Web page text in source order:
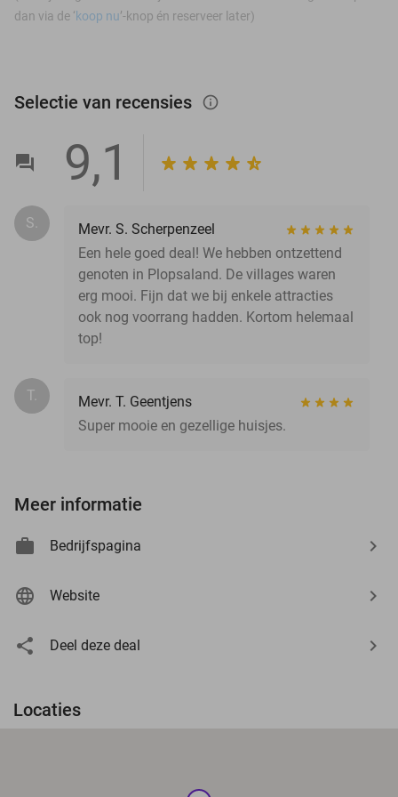
dan via de ‘koop nu’-knop én reserveer later)
Selectie van recensies info_outlined
9,1
S.
Mevr. S. Scherpenzeel
Een hele goed deal! We hebben ontzettend
genoten in Plopsaland. De villages waren
erg mooi. Fijn dat we bij enkele attracties
ook nog voorrang hadden. Kortom helemaal
top!
T.
Mevr. T. Geentjens
Super mooie en gezellige huisjes.
Meer informatie
Bedrijfspagina
Website
Deel deze deal
Locaties